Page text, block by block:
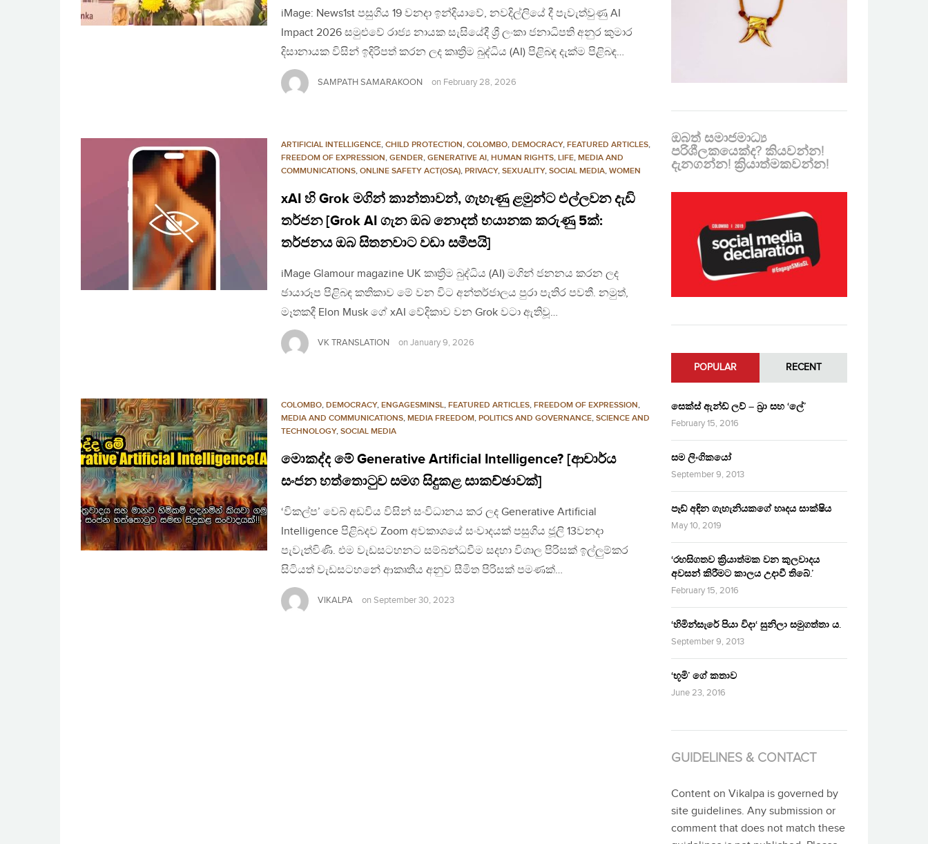
iMage: News1st පසුගිය 19 වනදා ඉන්දියාවේ, නවදිල්ලියේ දී පැවැත්වුණු AI
Impact 2026 සමුළුවේ රාජ්‍ය නායක සැසියේදී ශ්‍රී ලංකා ජනාධිපති අනුර කුමාර
දිසානායක විසින් ඉදිරිපත් කරන ලද කෘත්‍රිම බුද්ධිය (AI) පිළිබඳ දැක්ම පිළිබඳ…
SAMPATH SAMARAKOON on February 28, 2026
ARTIFICIAL INTELLIGENCE, CHILD PROTECTION, COLOMBO, DEMOCRACY, FEATURED ARTICLES,
FREEDOM OF EXPRESSION, GENDER, GENERATIVE AI, HUMAN RIGHTS, LIFE, MEDIA AND
COMMUNICATIONS, ONLINE SAFETY ACT(OSA), PRIVACY, SEXUALITY, SOCIAL MEDIA, WOMEN
xAI හි Grok මගින් කාන්තාවන්, ගැහැණු ළමුන්ට එල්ලවන දැඩි
තර්ජන [Grok AI ගැන ඔබ නොදත් භයානක කරුණු 5ක්:
තර්ජනය ඔබ සිතනවාට වඩා සමීපයි]
iMage Glamour magazine UK කෘත්‍රිම බුද්ධිය (AI) මගින් ජනනය කරන ලද
ඡායාරූප පිළිබඳ කතිකාව මේ වන විට අන්තර්ජාලය පුරා පැතිර පවතී. නමුත්,
මෑතකදී Elon Musk ගේ xAI වේදිකාව වන Grok වටා ඇතිවූ…
VK TRANSLATION on January 9, 2026
COLOMBO, DEMOCRACY, ENGAGESMINSL, FEATURED ARTICLES, FREEDOM OF EXPRESSION,
MEDIA AND COMMUNICATIONS, MEDIA FREEDOM, POLITICS AND GOVERNANCE, SCIENCE AND
TECHNOLOGY, SOCIAL MEDIA
මොකද්ද මේ Generative Artificial Intelligence? [ආචාර්ය
සංජන හත්තොටුව සමග සිදුකළ සාකච්ඡාවක්]
‘විකල්ප’ වෙබ් අඩවිය විසින් සංවිධානය කර ලද Generative Artificial
Intelligence පිළිබදව Zoom අවකාශයේ සංවාදයක් පසුගිය ජූලි 13වනදා
පැවැත්විණි. එම වැඩසටහනට සම්බන්ධවීම සදහා විශාල පිරිසක් ඉල්ලුම්කර
සිටියත් වැඩසටහනේ ආකෘතිය අනුව සීමිත පිරිසක් පමණක්…
VIKALPA on September 30, 2023
ඔබත් සමාජමාධ්‍ය
පරිශීලකයෙක්ද? කියවන්න!
දැනගන්න! ක්‍රියාත්මකවන්න!
POPULAR RECENT
සෙක්ස් ඇන්ඩ් ලව් – බ්‍රා සහ ‘ලේ’
February 15, 2016
සම ලිංගිකයෝ
September 9, 2013
පෑඩ් අඳින ගැහැනියකගේ හෘදය සාක්ෂිය
May 10, 2019
‘රහසිගතව ක්‍රියාත්මක වන කුලවාදය
අවසන් කිරීමට කාලය උදාවී තිබේ.’
February 15, 2016
‘හිමින්සැරේ පියා විදා‘ සුනිලා සමුගත්තා ය.
September 9, 2013
‘භූමි’ ගේ කතාව
June 23, 2016
GUIDELINES & CONTACT
Content on Vikalpa is governed by
site guidelines. Any submission or
comment that does not match these